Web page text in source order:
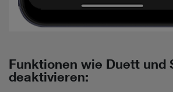
Funktionen wie Duett und
deaktivieren: